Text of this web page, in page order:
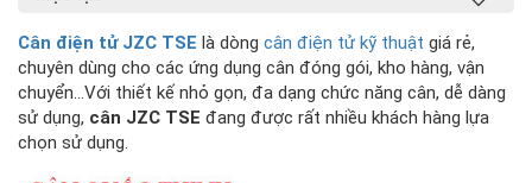
Cân điện tử JZC TSE là dòng cân điện tử kỹ thuật giá rẻ,
chuyên dùng cho các ứng dụng cân đóng gói, kho hàng, vận
chuyển...Với thiết kế nhỏ gọn, đa dạng chức năng cân, dễ dàng
sử dụng, cân JZC TSE đang được rất nhiều khách hàng lựa
chọn sử dụng.